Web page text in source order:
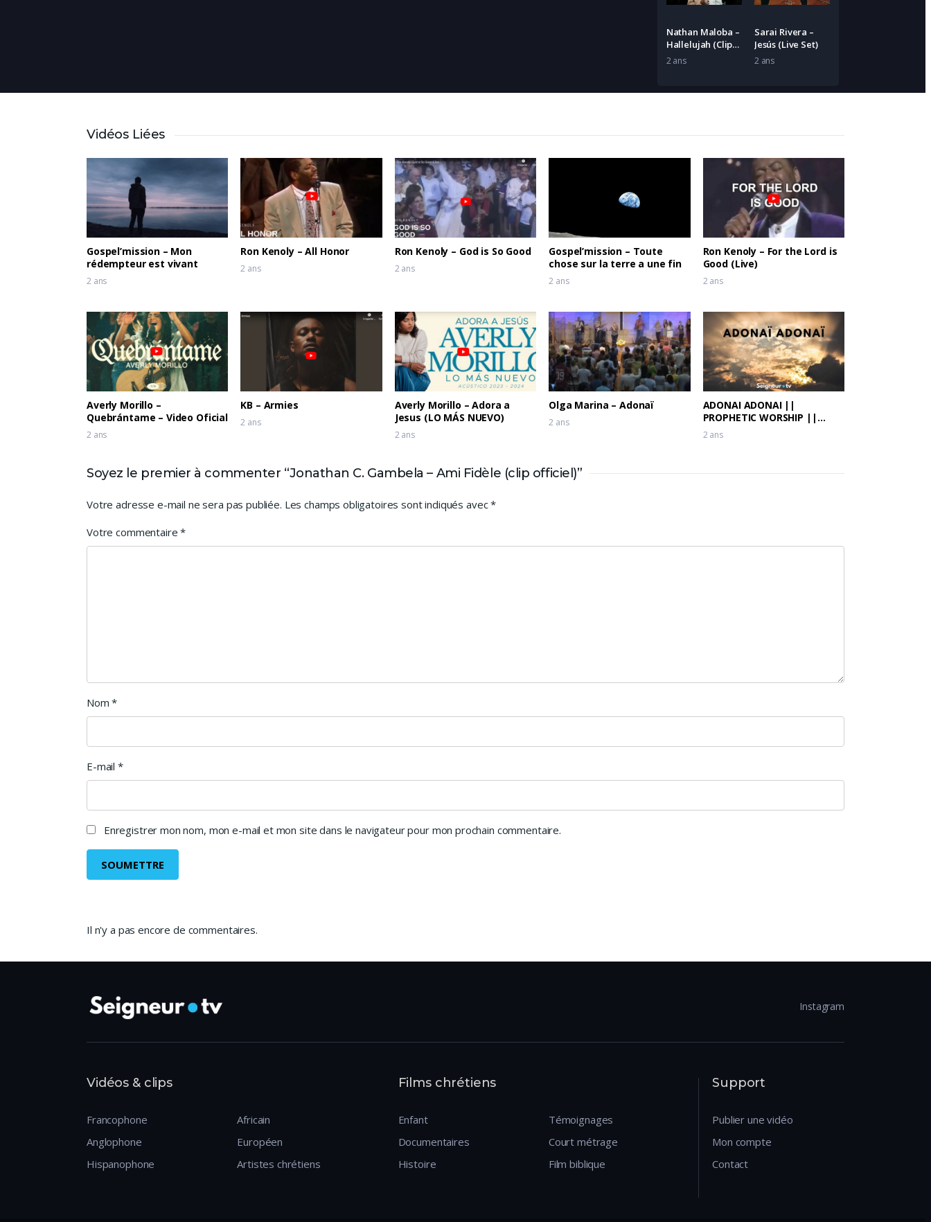
Nathan Maloba –
Hallelujah (Clip
Officiel)
2 ans
Sarai Rivera –
Jesús (Live Set)
2 ans
Vidéos Liées
Gospel’mission – Mon
rédempteur est vivant
2 ans
Ron Kenoly – All Honor
2 ans
Ron Kenoly – God is So Good
2 ans
Gospel’mission – Toute
chose sur la terre a une fin
2 ans
Ron Kenoly – For the Lord is
Good (Live)
2 ans
Averly Morillo –
Quebrántame – Video Oficial
2 ans
KB – Armies
2 ans
Averly Morillo – Adora a
Jesus (LO MÁS NUEVO)
2 ans
Olga Marina – Adonaï
2 ans
ADONAI ADONAI ||
PROPHETIC WORSHIP ||
Prophet Joel Ogebe &
Theophilus Sunday
2 ans
Soyez le premier à commenter “Jonathan C. Gambela – Ami Fidèle (clip officiel)”
Votre adresse e-mail ne sera pas publiée. Les champs obligatoires sont indiqués avec*
Votre commentaire*
Nom*
E-mail *
Enregistrer mon nom, mon e-mail et mon site dans le navigateur pour mon prochain commentaire.
Il n'y a pas encore de commentaires.
Instagram
Vidéos & clips
Francophone
Anglophone
Hispanophone
Africain
Européen
Artistes chrétiens
Films chrétiens
Enfant
Documentaires
Histoire
Témoignages
Court métrage
Film biblique
Support
Publier une vidéo
Mon compte
Contact